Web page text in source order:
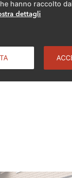
hanno raccolto
dettagli